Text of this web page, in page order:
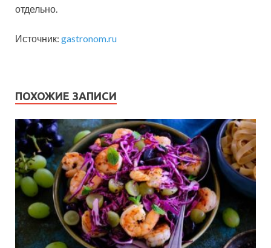
отдельно.
Источник: gastronom.ru
ПОХОЖИЕ ЗАПИСИ